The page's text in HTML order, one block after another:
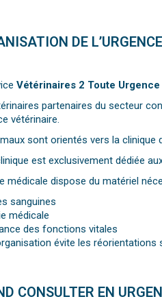
DE
Vétérinaires 2 Toute Urgence
partenaires du secteur
vétérinaire.
sont orientés vers la clinique
est exclusivement dédiée
médicale dispose du matériel
sanguines
médicale
des fonctions vitales
évite les réorientations
CONSULTER EN